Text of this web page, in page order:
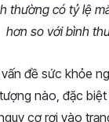
thường có tỷ lệ
hơn so với bình
đề sức khỏe
nào, đặc biệt
cơ rơi vào